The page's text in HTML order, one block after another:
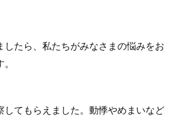
したら、私たちがみなさまの悩みをお
してもらえました。動悸やめまいなど